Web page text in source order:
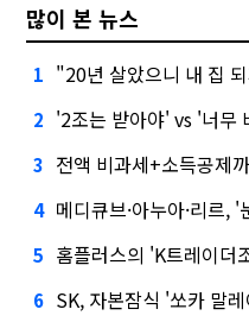
많이 본 뉴스
1 "20년 살았으니 내 집
2 '2조는 받아야' vs '너무
3 전액 비과세+소득공제
4 메디큐브·아누아·리르,
5 홈플러스의 'K트레이
6 SK, 자본잠식 '쏘카 말